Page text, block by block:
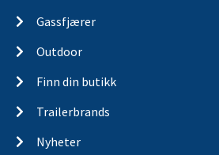
Gassfjærer
Outdoor
Finn din butikk
Trailerbrands
Nyheter